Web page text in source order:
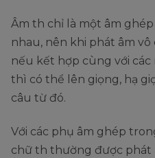
Âm th chỉ là một âm
nhau, nên khi phát âm
nếu kết hợp cùng với
thì có thể lên giọng, hạ
câu từ đó.
Với các phụ âm ghép
chữ th thường được phát